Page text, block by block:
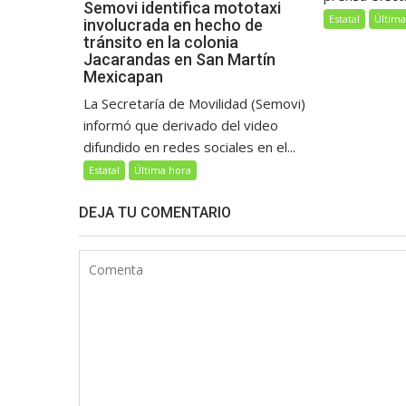
Semovi identifica mototaxi
involucrada en hecho de
tránsito en la colonia
Jacarandas en San Martín
Mexicapan
La Secretaría de Movilidad (Semovi)
informó que derivado del video
difundido en redes sociales en el...
Estatal Última hora
Estatal
DEJA TU COMENTARIO